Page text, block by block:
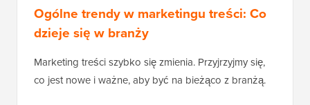
Ogólne trendy w marketingu treści: Co
dzieje się w branży
Marketing treści szybko się zmienia. Przyjrzyjmy się,
co jest nowe i ważne, aby być na bieżąco z branżą.